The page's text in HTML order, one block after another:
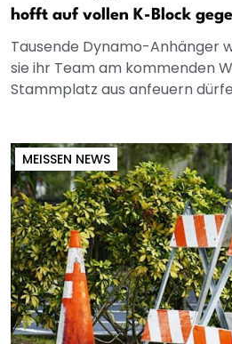
hofft auf vollen K-Block
Tausende Dynamo-Anhänger
sie ihr Team am kommenden
Stammplatz aus anfeuern
MEISSEN NEWS